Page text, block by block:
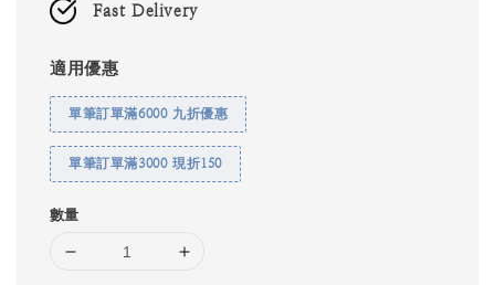
Fast Delivery
適用優惠
單筆訂單滿6000 九折優惠
單筆訂單滿3000 現折150
數量